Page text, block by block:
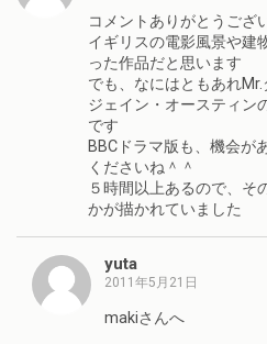
コメントありがとうござ
イギリスの電影風景や建
った作品だと思います
でも、なにはともあれMr.
ジェイン・オースティン
です
BBCドラマ版も、機会が
くださいね＾＾
５時間以上あるので、そ
かが描かれていました
yuta
2011年5月21日
makiさんへ